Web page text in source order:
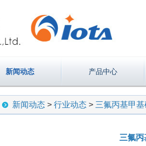
新闻动态 产品中心
新闻动态 > 行业动态 > 三氟丙基甲
三氟